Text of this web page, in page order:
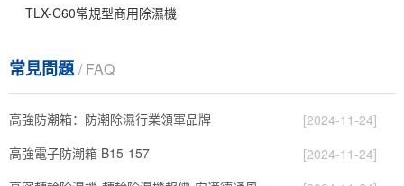
TLX-C60常規型商用除濕機
常見問題/ FAQ
高強防潮箱：防潮除濕行業領軍品牌
[2024-11-24]
高強電子防潮箱 B15-157
[2024-11-24]